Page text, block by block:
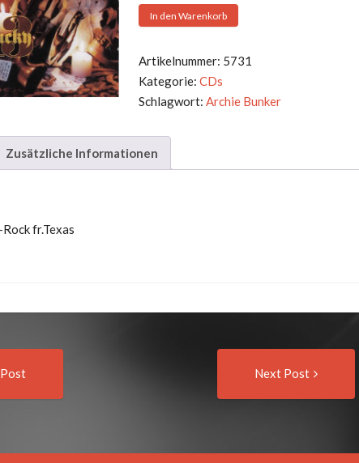
Archie
-
Lucky
13
In den Warenkorb
Artikelnummer: 5731
Kategorie:CDs
Schlagwort:Archie Bunker
Zusätzliche Informationen
fr.Texas
Next Post